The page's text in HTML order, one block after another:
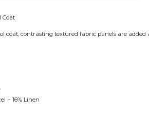
Coat
coat, contrasting textured fabric panels are
+ 16% Linen